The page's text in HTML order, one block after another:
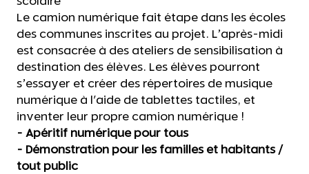
Le camion numérique fait étape dans les écoles
des communes inscrites au projet. L’après-midi
est consacrée à des ateliers de sensibilisation à
destination des élèves. Les élèves pourront
s’essayer et créer des répertoires de musique
numérique à l'aide de tablettes tactiles, et
inventer leur propre camion numérique !
- Apéritif numérique pour tous
- Démonstration pour les familles et habitants /
tout public